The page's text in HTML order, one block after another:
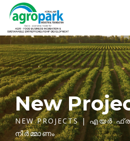
New
NEW PROJECTS| എയർ
നിർമ്മാണം